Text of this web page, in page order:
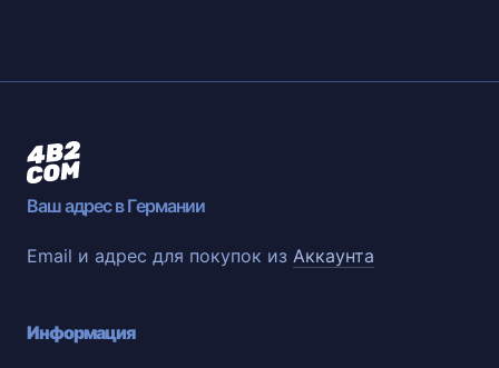
Ваш адрес в Германии
Email и адрес для покупок из Аккаунта
Информация